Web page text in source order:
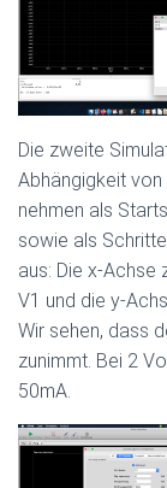
Die zweite
Abhängigkeit von
nehmen als
sowie als
aus: Die x-Achse
V1 und die y-
Wir sehen, dass
zunimmt. Bei 2
50mA.